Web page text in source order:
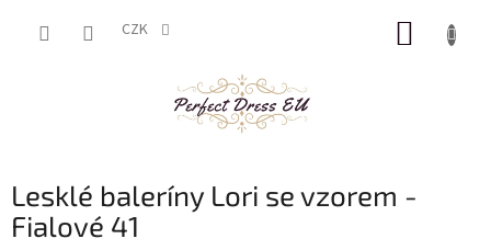
CZK
Lesklé baleríny Lori se vzorem -
Fialové 41